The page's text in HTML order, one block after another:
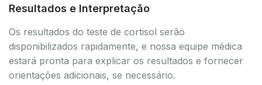
Resultados e Interpretação
Os resultados do teste de cortisol serão
disponibilizados rapidamente, e nossa equipe médica
estará pronta para explicar os resultados e fornecer
orientações adicionais, se necessário.